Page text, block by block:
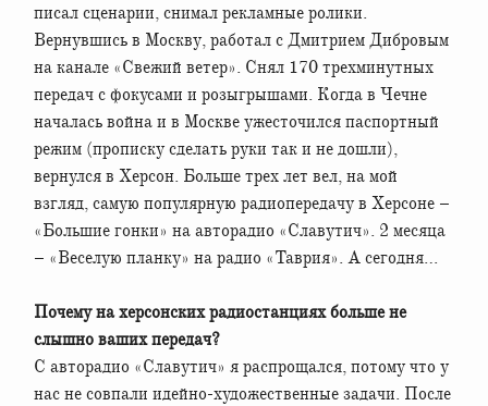
писал сценарии, снимал рекламные ролики.
Вернувшись в Москву, работал с Дмитрием Дибровым
на канале «Свежий ветер». Снял 170 трехминутных
передач с фокусами и розыгрышами. Когда в Чечне
началась война и в Москве ужесточился паспортный
режим (прописку сделать руки так и не дошли),
вернулся в Херсон. Больше трех лет вел, на мой
взгляд, самую популярную радиопередачу в Херсоне –
«Большие гонки» на авторадио «Славутич». 2 месяца
– «Веселую планку» на радио «Таврия». А сегодня…
Почему на херсонских радиостанциях больше не
слышно ваших передач?
С авторадио «Славутич» я распрощался, потому что у
нас не совпали идейно-художественные задачи. После